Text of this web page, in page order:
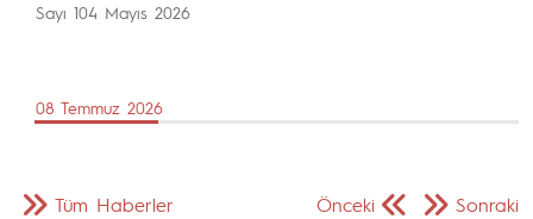
Sayı 104 Mayıs 2026
08 Temmuz 2026
Önceki Sonraki
Tüm Haberler